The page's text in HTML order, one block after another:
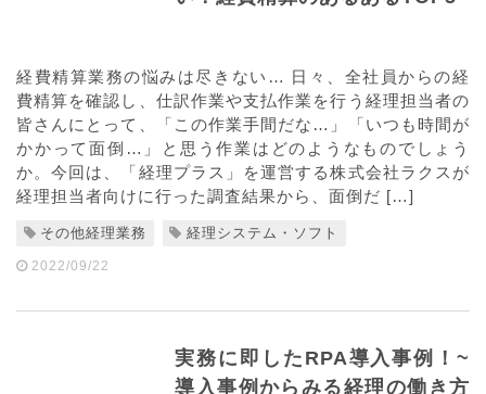
経費精算業務の悩みは尽きない… 日々、全社員からの経
費精算を確認し、仕訳作業や支払作業を行う経理担当者の
皆さんにとって、「この作業手間だな…」「いつも時間が
かかって面倒…」と思う作業はどのようなものでしょう
か。今回は、「経理プラス」を運営する株式会社ラクスが
経理担当者向けに行った調査結果から、面倒だ […]
その他経理業務 経理システム・ソフト
2022/09/22
実務に即したRPA導入事例！~
導入事例からみる経理の働き方